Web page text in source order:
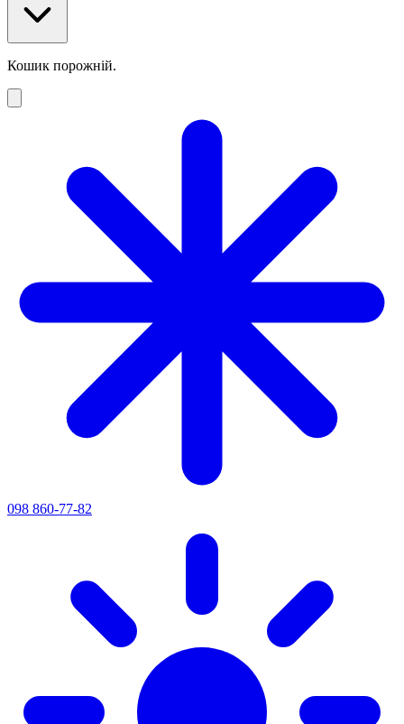
Кошик порожній.
098 860-77-82